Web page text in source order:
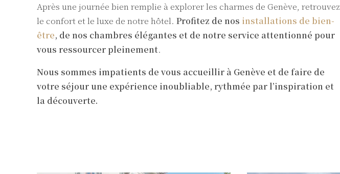
Après une journée bien remplie à explorer les charmes de Genève, retrouvez
le confort et le luxe de notre hôtel. Profitez de nos installations de bien-
être, de nos chambres élégantes et de notre service attentionné pour
vous ressourcer pleinement.
Nous sommes impatients de vous accueillir à Genève et de faire de
votre séjour une expérience inoubliable, rythmée par l’inspiration et
la découverte.